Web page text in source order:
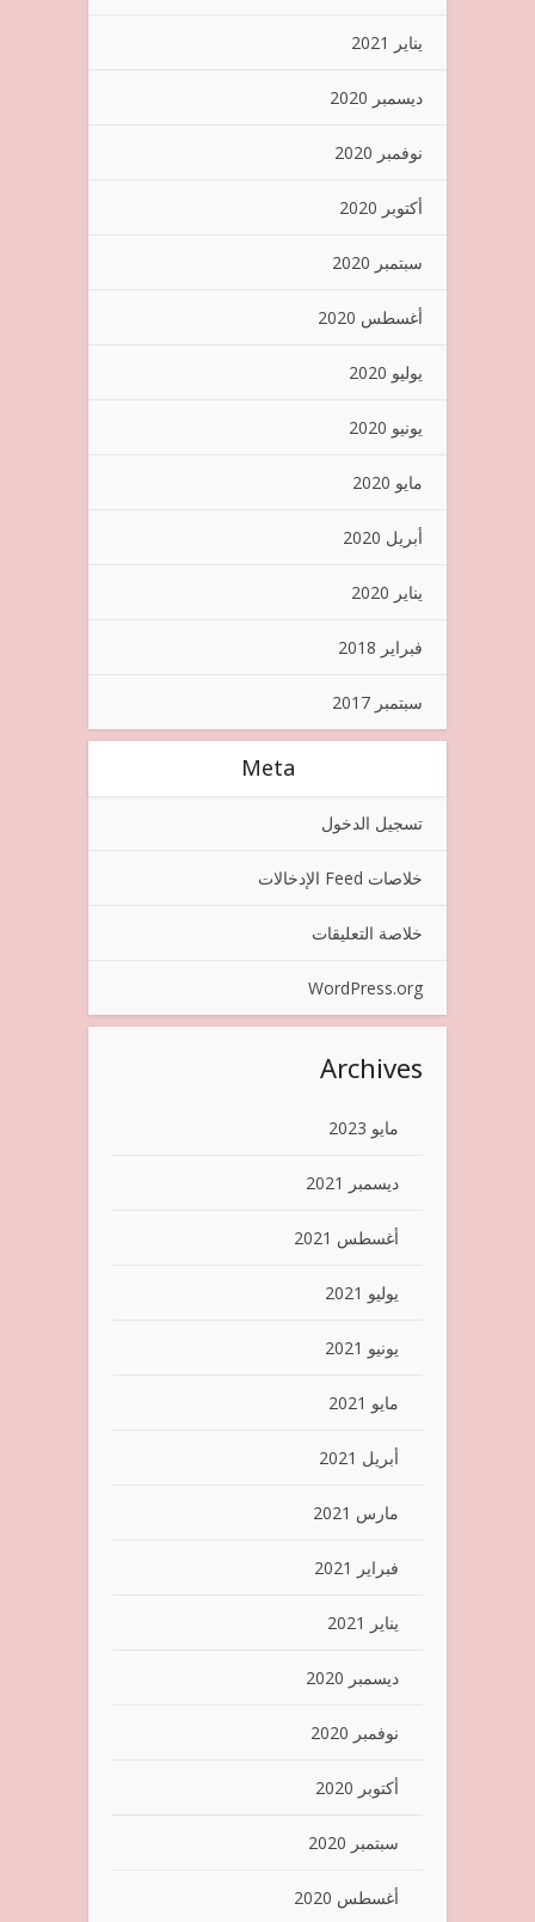
يناير 2021
ديسمبر 2020
نوفمبر 2020
أكتوبر 2020
سبتمبر 2020
أغسطس 2020
يوليو 2020
يونيو 2020
مايو 2020
أبريل 2020
يناير 2020
فبراير 2018
سبتمبر 2017
Meta
تسجيل الدخول
خلاصات Feed الإدخالات
خلاصة التعليقات
WordPress.org
Archives
مايو 2023
ديسمبر 2021
أغسطس 2021
يوليو 2021
يونيو 2021
مايو 2021
أبريل 2021
مارس 2021
فبراير 2021
يناير 2021
ديسمبر 2020
نوفمبر 2020
أكتوبر 2020
سبتمبر 2020
أغسطس 2020